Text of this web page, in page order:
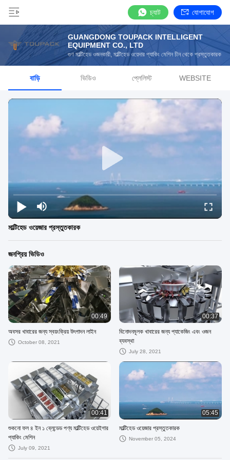
চ্যাট যোগাযোগ
GUANGDONG TOUPACK INTELLIGENT
EQUIPMENT CO., LTD
গুণ মাল্টিহেড ওজনকারী, মাল্টিহেড ওয়েদার প্যাকিং মেশিন চীন থেকে প্রস্তুতকারক
বাড়ি ভিডিও প্লেলিস্ট WEBSITE
মাল্টিহেড ওয়েজার প্রস্তুতকারক
জনপ্রিয় ভিডিও
00:49
অবসর খাবারের জন্য স্বয়ংক্রিয় উৎপাদন লাইন
October 08, 2021
00:37
বিনোদনমূলক খাবারের জন্য প্যাকেজিং এবং ওজন
ব্যবস্থা
July 28, 2021
00:41
শুকনো ফল ৪ ইন ১ ব্লেন্ডেড পণ্য মাল্টিহেড ওয়েইগার
প্যাকিং মেশিন
July 09, 2021
05:45
মাল্টিহেড ওয়েজার প্রস্তুতকারক
November 05, 2024